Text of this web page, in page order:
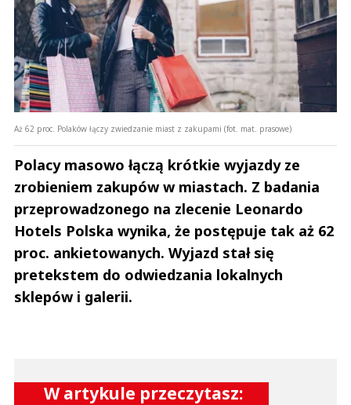
Aż 62 proc. Polaków łączy zwiedzanie miast z zakupami (fot. mat. prasowe)
Polacy masowo łączą krótkie wyjazdy ze
zrobieniem zakupów w miastach. Z badania
przeprowadzonego na zlecenie Leonardo
Hotels Polska wynika, że postępuje tak aż 62
proc. ankietowanych. Wyjazd stał się
pretekstem do odwiedzania lokalnych
sklepów i galerii.
W artykule przeczytasz: